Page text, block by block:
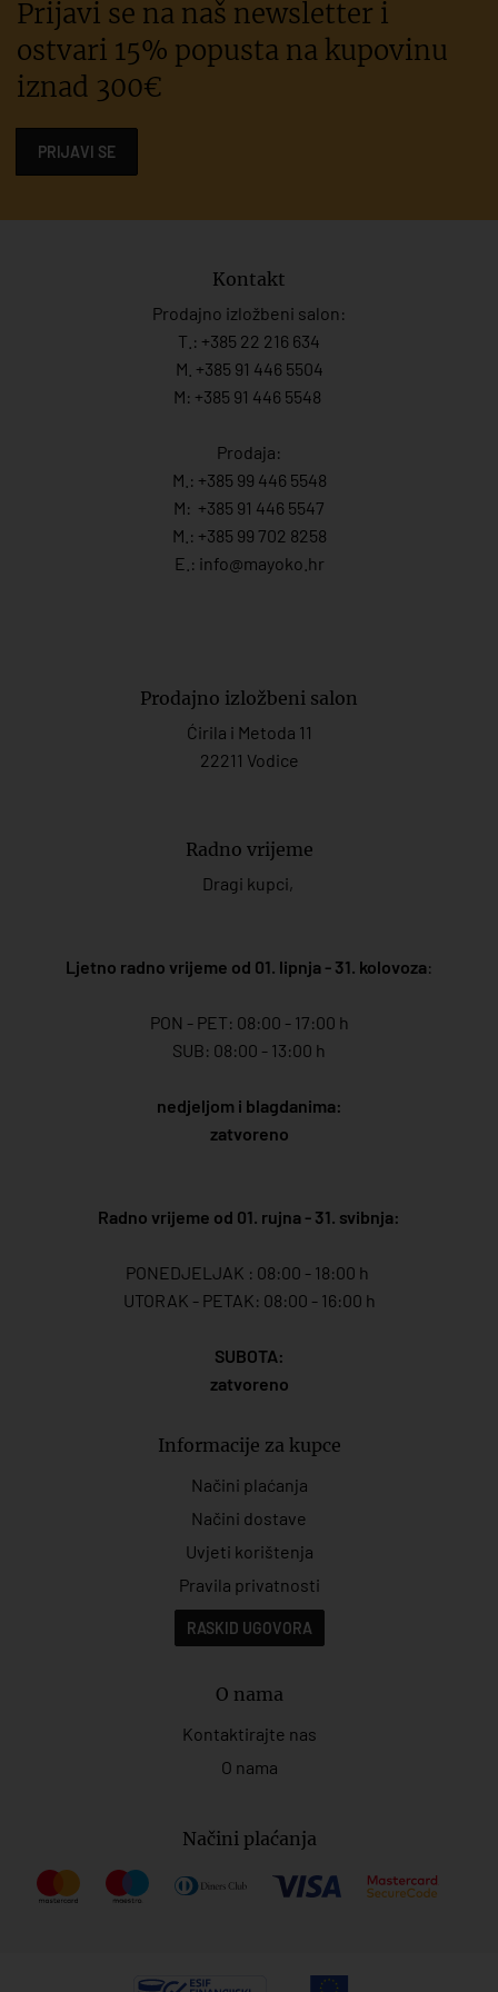
Prijavi se na naš newsletter i
ostvari 15% popusta na kupovinu
iznad 300€
PRIJAVI SE
Kontakt
Prodajno izložbeni salon:
T.: +385 22 216 634
M. +385 91 446 5504
M: +385 91 446 5548
Prodaja:
M.: +385 99 446 5548
M: +385 91 446 5547
M.: +385 99 702 8258
E.: info@mayoko. hr
Prodajno izložbeni salon
Ćirila i Metoda 11
22211 Vodice
Radno vrijeme
Dragi kupci,
Ljetno radno vrijeme od 01. lipnja - 31. kolovoza:
PON - PET: 08:00 - 17:00 h
SUB: 08:00 - 13:00 h
nedjeljom i blagdanima:
zatvoreno
Radno vrijeme od 01. rujna - 31. svibnja:
PONEDJELJAK : 08:00 - 18:00 h
UTORAK - PETAK: 08:00 - 16:00 h
SUBOTA:
zatvoreno
Informacije za kupce
Načini plaćanja
Načini dostave
Uvjeti korištenja
Pravila privatnosti
RASKID UGOVORA
O nama
Kontaktirajte nas
O nama
Načini plaćanja